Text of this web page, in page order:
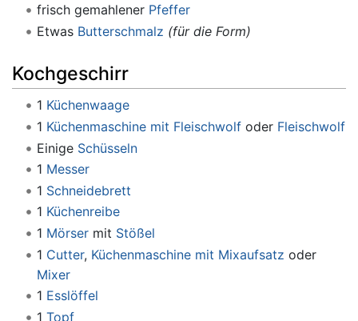
frisch gemahlener Pfeffer
Etwas Butterschmalz (für die Form)
Kochgeschirr
1 Küchenwaage
1 Küchenmaschine mit Fleischwolfoder Fleischwolf
Einige Schüsseln
1 Messer
1 Schneidebrett
1 Küchenreibe
1 Mörsermit Stößel
1 Cutter, Küchenmaschine mit Mixaufsatz oder
Mixer
1 Esslöffel
1 Topf